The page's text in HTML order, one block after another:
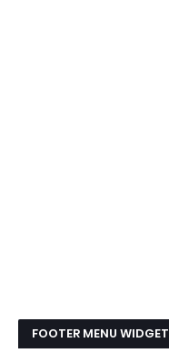
FOOTER MENU WIDGET